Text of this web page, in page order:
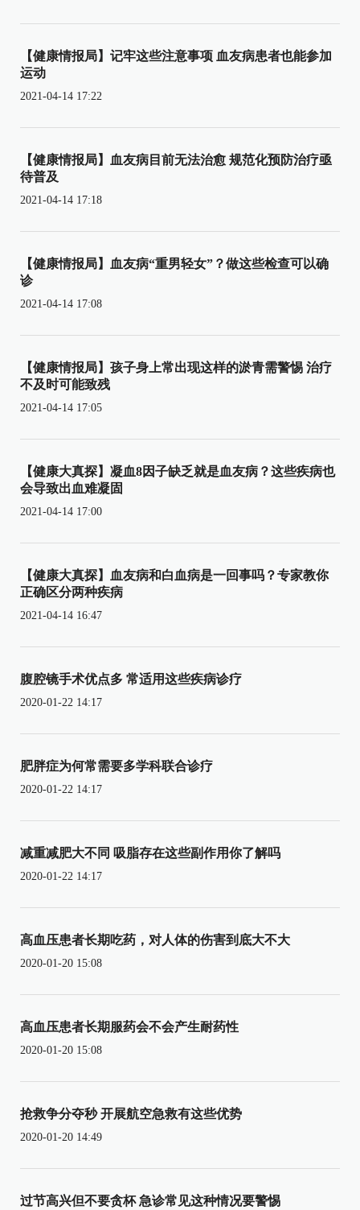
【健康情报局】记牢这些注意事项 血友病患者也能参加
运动
2021-04-14 17:22
【健康情报局】血友病目前无法治愈 规范化预防治疗亟
待普及
2021-04-14 17:18
【健康情报局】血友病“重男轻女”？做这些检查可以确
诊
2021-04-14 17:08
【健康情报局】孩子身上常出现这样的淤青需警惕 治疗
不及时可能致残
2021-04-14 17:05
【健康大真探】凝血8因子缺乏就是血友病？这些疾病也
会导致出血难凝固
2021-04-14 17:00
【健康大真探】血友病和白血病是一回事吗？专家教你
正确区分两种疾病
2021-04-14 16:47
腹腔镜手术优点多 常适用这些疾病诊疗
2020-01-22 14:17
肥胖症为何常需要多学科联合诊疗
2020-01-22 14:17
减重减肥大不同 吸脂存在这些副作用你了解吗
2020-01-22 14:17
高血压患者长期吃药，对人体的伤害到底大不大
2020-01-20 15:08
高血压患者长期服药会不会产生耐药性
2020-01-20 15:08
抢救争分夺秒 开展航空急救有这些优势
2020-01-20 14:49
过节高兴但不要贪杯 急诊常见这种情况要警惕